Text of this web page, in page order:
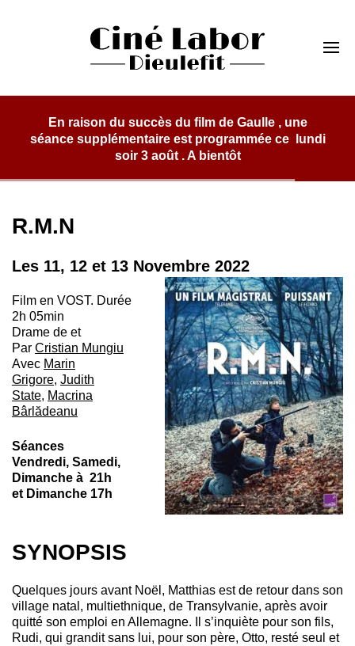
Cinéma Labor
Dieulefit
de Gaulle , une
ce lundi
R.M.N
Les 11, 12 et 13 Novembre 2022
Film en VOST. Durée
2h 05min
Drame de et
Par Cristian Mungiu
Avec Marin
Grigore, Judith
State, Macrina
Bârlădeanu
Séances
Vendredi, Samedi,
Dimanche à 21h
et Dimanche 17h
SYNOPSIS
Quelques jours avant Noël, Matthias est de retour dans son
village natal, multiethnique, de Transylvanie, après avoir
quitté son emploi en Allemagne. Il s’inquiète pour son fils,
Rudi, qui grandit sans lui, pour son père, Otto, resté seul et